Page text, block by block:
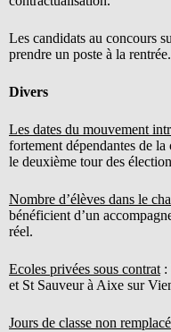
Les candidats au concours
prendre un poste à la rentrée.
Divers
Les dates du mouvement
fortement dépendantes de la
le deuxième tour des
Nombre d’élèves dans le
bénéficient d’un
réel.
Ecoles privées sous contrat :
et St Sauveur à Aixe sur
Jours de classe non